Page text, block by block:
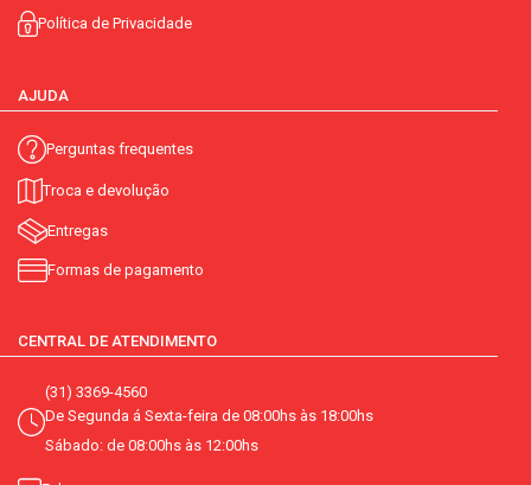
Política de Privacidade
AJUDA
Perguntas frequentes
Troca e devolução
Entregas
Formas de pagamento
CENTRAL DE ATENDIMENTO
(31) 3369-4560
De Segunda á Sexta-feira de 08:00hs às 18:00hs
Sábado: de 08:00hs às 12:00hs